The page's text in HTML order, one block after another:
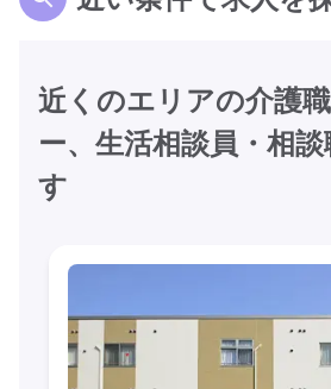
近くのエリアの介護
ー、生活相談員・相
す